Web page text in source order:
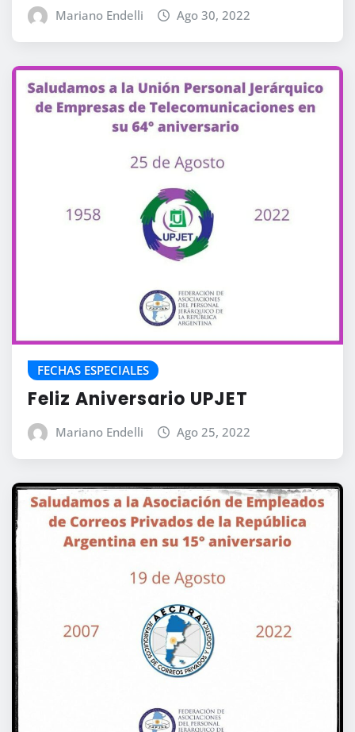
Mariano Endelli Ago 30, 2022
FECHAS ESPECIALES
Feliz Aniversario UPJET
Mariano Endelli Ago 25, 2022